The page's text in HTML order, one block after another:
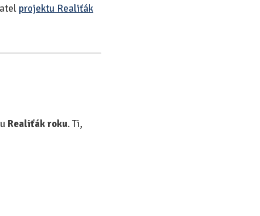
projektu Realiťák
Realiťák roku. Ti,